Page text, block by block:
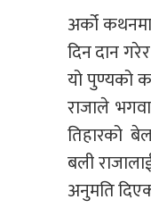
अर्को
दिन दान
यो पुण्यको
राजाले
तिहारको
बली
अनुमति